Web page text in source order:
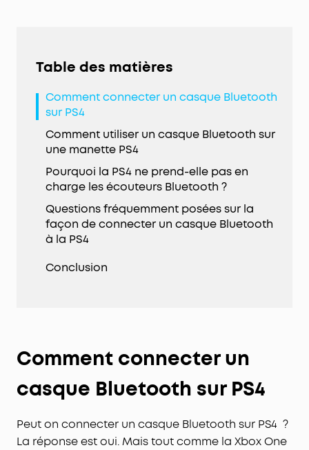
Table des matières
Comment connecter un casque Bluetooth
sur PS4
Comment utiliser un casque Bluetooth sur
une manette PS4
Pourquoi la PS4 ne prend-elle pas en
charge les écouteurs Bluetooth ?
Questions fréquemment posées sur la
façon de connecter un casque Bluetooth
à la PS4
Conclusion
Comment connecter un
casque Bluetooth sur PS4
Peut on connecter un casque Bluetooth sur PS4 ?
La réponse est oui. Mais tout comme la Xbox One